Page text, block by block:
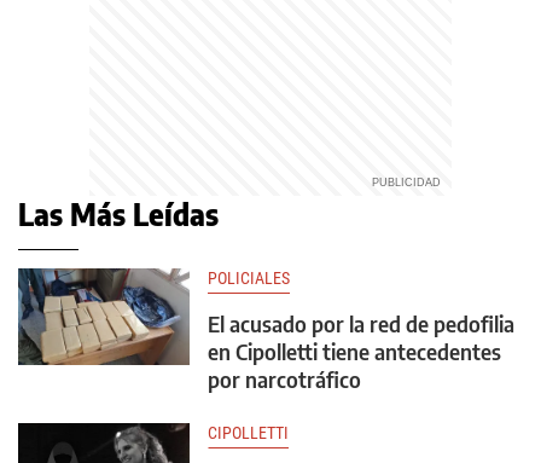
Las Más Leídas
POLICIALES
El acusado por la red de pedofilia
en Cipolletti tiene antecedentes
por narcotráfico
CIPOLLETTI